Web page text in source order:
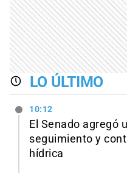
LO ÚLTIMO
10:12
El Senado agregó
seguimiento y
hídrica